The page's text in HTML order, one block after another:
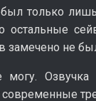
только
остальные
замечено не
могу. Озвучка
современные